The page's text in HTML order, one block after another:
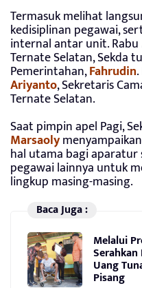
Termasuk melihat
kedisiplinan pegawai,
internal antar unit.
Ternate Selatan, Sekda
Pemerintahan,Fahrudin
Ariyanto, Sekretaris
Ternate Selatan.
Saat pimpin apel Pagi,
Marsaoly
hal utama bagi aparatur
pegawai lainnya untuk
lingkup masing-masing.
Baca Juga :
Melalui
Uang
Pisang